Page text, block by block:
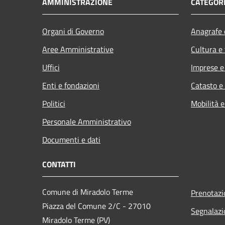
Organi di Governo
Aree Amministrative
Uffici
Enti e fondazioni
Politici
Personale Amministrativo
Documenti e dati
Cultura
Imprese
Catasto
Mobilità
CONTATTI
Comune di Miradolo Terme
Piazza del Comune 2/C - 27010
Miradolo Terme (PV)